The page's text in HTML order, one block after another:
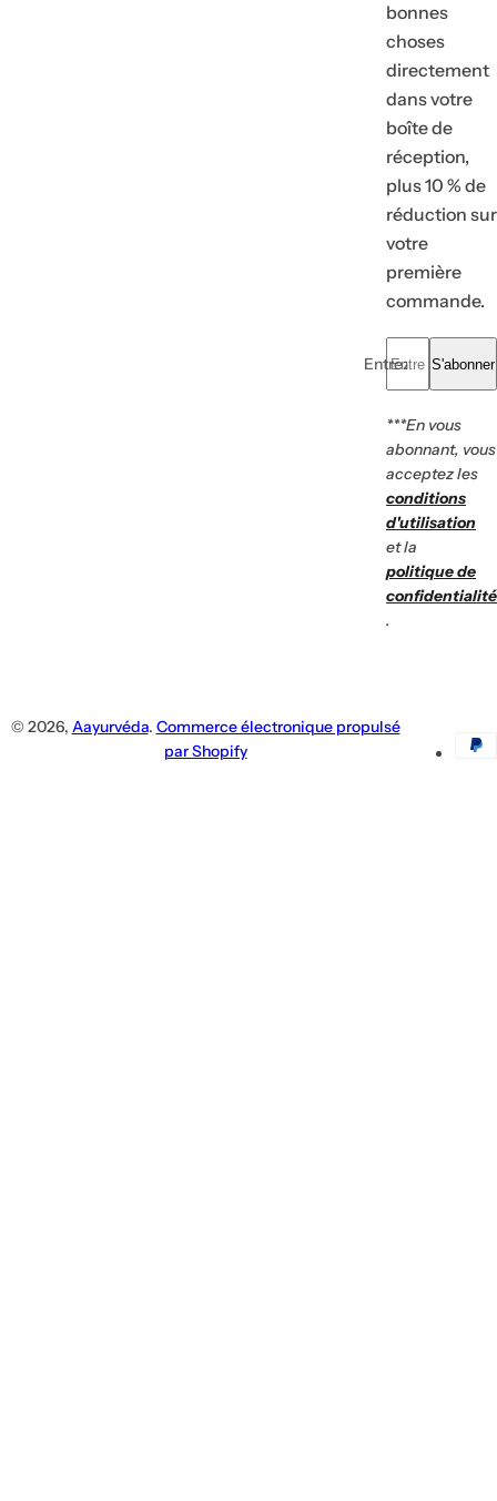
bonnes
choses
directement
dans votre
boîte de
réception,
plus 10 % de
réduction sur
votre
première
commande.
Entrez votre e-
S'abonner
***En vous
abonnant, vous
acceptez les
conditions
d'utilisation
et la
politique de
confidentialité
.
© 2026, Aayurvéda. Commerce électronique propulsé
par Shopify